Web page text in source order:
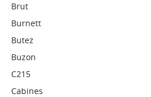
Brut
Burnett
Butez
Buzon
C215
Cabines